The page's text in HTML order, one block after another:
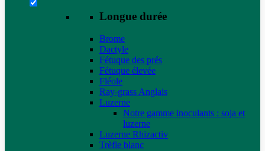
Longue durée
Brome
Dactyle
Fétuque des prés
Fétuque élevée
Fléole
Ray-grass Anglais
Luzerne
Notre gamme inoculants : soja et
luzerne
Luzerne Rhizactiv
Trèfle blanc